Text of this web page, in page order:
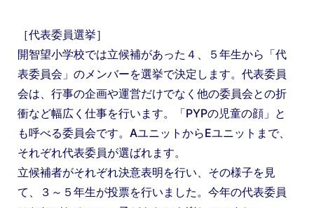
［代表委員選挙］
開智望小学校では立候補があった４、５年生から「代
表委員会」のメンバーを選挙で決定します。代表委員
会は、行事の企画や運営だけでなく他の委員会との折
衝など幅広く仕事を行います。「PYPの児童の顔」と
も呼べる委員会です。AユニットからEユニットまで、
それぞれ代表委員が選ばれます。
立候補者がそれぞれ決意表明を行い、その様子を見
て、３～５年生が投票を行いました。今年の代表委員